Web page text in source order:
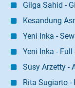
Gilga Sahid -
Kesandung
Yeni Inka -
Yeni Inka -
Susy Arzetty -
Rita Sugiarto -